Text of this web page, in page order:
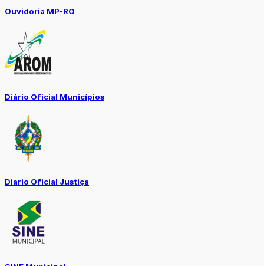
Ouvidoria MP-RO
Diário Oficial Municípios
Diario Oficial Justiça